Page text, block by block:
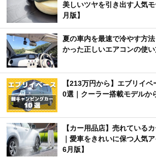
美しいツヤを引き出す人気
月版】
夏の車内を最速で冷やす方
かった正しいエアコンの使
【213万円から】エブリイ
0選｜クーラー搭載モデルか
【カー用品店】売れている
｜愛車をきれいに保つ人気
6月版】